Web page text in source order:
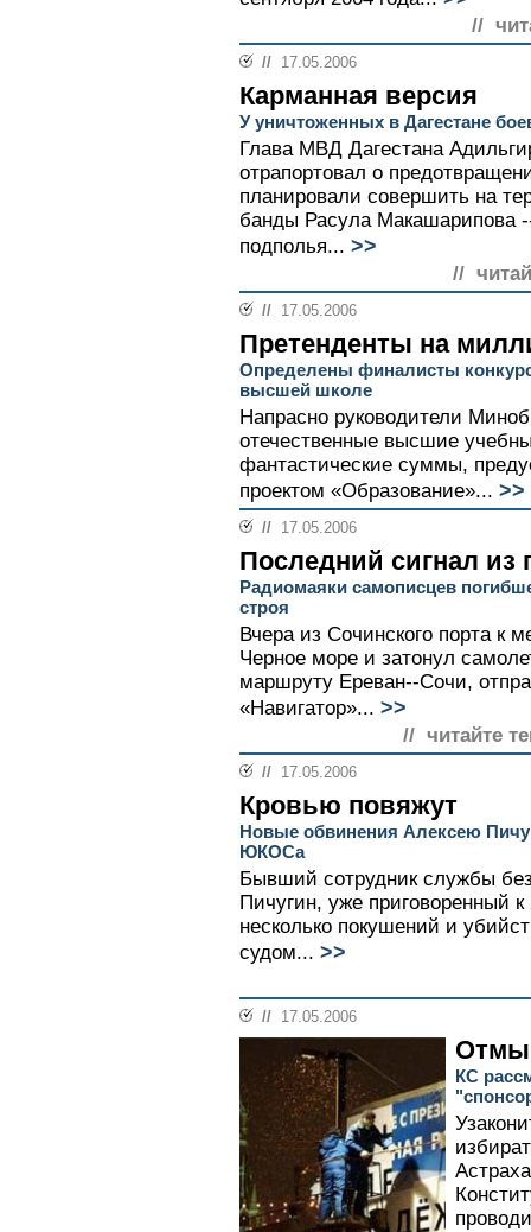
//
// 17.05.2006
Карманная версия
У уничтоженных в Дагестане
Глава МВД Дагестана
отрапортовал о
планировали совершить на
банды Расула Макашарипова
подполья... >>
//
// 17.05.2006
Претенденты на
Определены финалисты
высшей школе
Напрасно руководители
отечественные высшие
фантастические суммы,
проектом «Образование»... >>
// 17.05.2006
Последний сигнал из
Радиомаяки самописцев
строя
Вчера из Сочинского порта к
Черное море и затонул
маршруту Ереван--Сочи,
«Навигатор»... >>
// читайте
// 17.05.2006
Кровью повяжут
Новые обвинения Алексею
ЮКОСа
Бывший сотрудник службы
Пичугин, уже приговоренный
несколько покушений и
судом... >>
// 17.05.2006
КС